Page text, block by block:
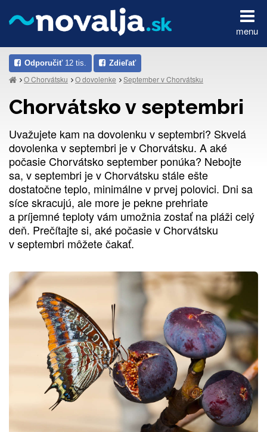
menu
Odporučiť12 tis. Zdieľať
O Chorvátsku O dovolenke September v Chorvátsku
Chorvátsko v septembri
Uvažujete kam na dovolenku v septembri? Skvelá
dovolenka v septembri je v Chorvátsku. A aké
počasie Chorvátsko september ponúka? Nebojte
sa, v septembri je v Chorvátsku stále ešte
dostatočne teplo, minimálne v prvej polovici. Dni sa
síce skracujú, ale more je pekne prehriate
a príjemné teploty vám umožnia zostať na pláži celý
deň. Prečítajte si, aké počasie v Chorvátsku
v septembri môžete čakať.